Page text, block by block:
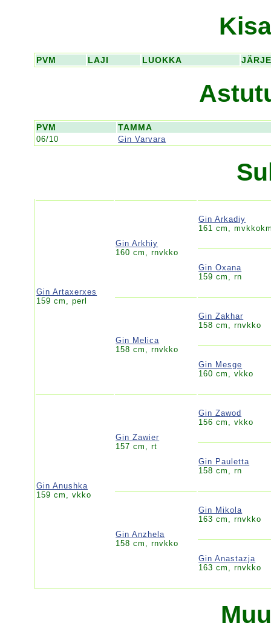
PVM LAJI LUOKKA
PVM TAMMA
06/10 Gin Varvara
Gin Artaxerxes
159 cm, perl
Gin Arkhiy
160 cm, rnvkko
Gin Arkadiy
161 cm,
Gin Oxana
159 cm, rn
Gin Melica
158 cm, rnvkko
Gin Zakhar
158 cm, rnvkko
Gin Mesge
160 cm, vkko
Gin Anushka
159 cm, vkko
Gin Zawier
157 cm, rt
Gin Zawod
156 cm, vkko
Gin Pauletta
158 cm, rn
Gin Anzhela
158 cm, rnvkko
Gin Mikola
163 cm, rnvkko
Gin Anastazja
163 cm, rnvkko